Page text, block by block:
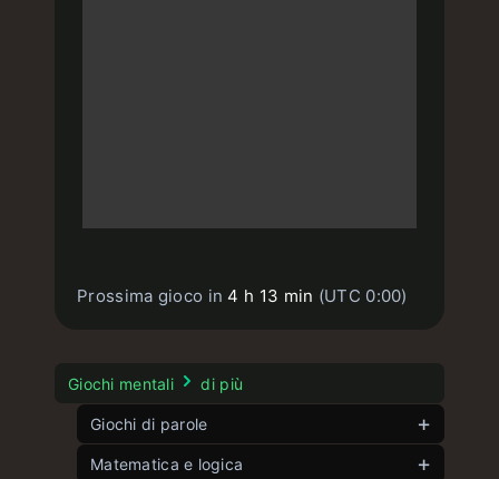
Prossima gioco in4 h 13 min (UTC 0:00)
Giochi mentali di più
Giochi di parole
Contesto
Matematica e logica